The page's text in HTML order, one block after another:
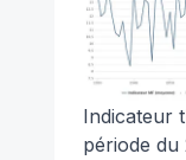
Indicateur
période du